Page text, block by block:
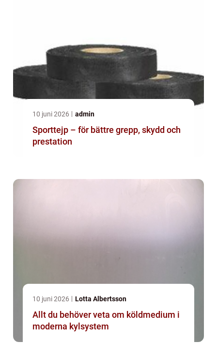
10 juni 2026 admin
Sporttejp – för bättre grepp, skydd och
prestation
10 juni 2026 Lotta Albertsson
Allt du behöver veta om köldmedium i
moderna kylsystem